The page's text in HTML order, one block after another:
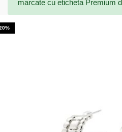
marcate cu eticheta Premium